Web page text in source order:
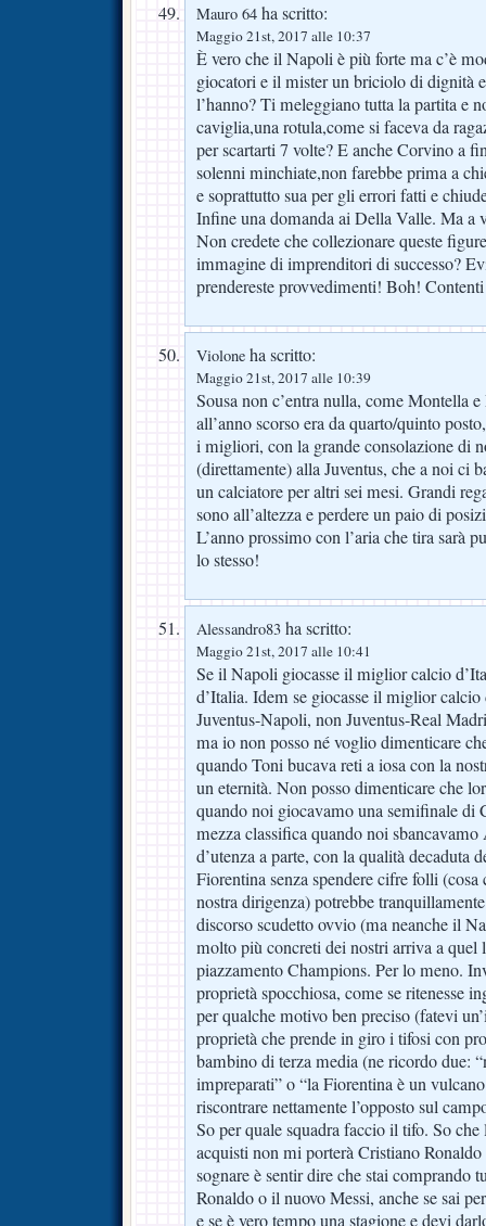
Mauro 64 ha scritto:
Maggio 21st, 2017 alle 10:37
È vero che il Napoli è più forte ma c’è
giocatori e il mister un briciolo di dignità
l’hanno? Ti meleggiano tutta la partita e
caviglia,una rotula,come si faceva da
per scartarti 7 volte? E anche Corvino a
solenni minchiate,non farebbe prima a
e soprattutto sua per gli errori fatti e
Infine una domanda ai Della Valle. Ma a
Non credete che collezionare queste
immagine di imprenditori di successo?
prendereste provvedimenti! Boh!
Violone ha scritto:
Maggio 21st, 2017 alle 10:39
Sousa non c’entra nulla, come Montella
all’anno scorso era da quarto/quinto
i migliori, con la grande consolazione di
(direttamente) alla Juventus, che a noi ci
un calciatore per altri sei mesi. Grandi
sono all’altezza e perdere un paio di
L’anno prossimo con l’aria che tira sarà
lo stesso!
Alessandro83 ha scritto:
Maggio 21st, 2017 alle 10:41
Se il Napoli giocasse il miglior calcio
d’Italia. Idem se giocasse il miglior calcio
Juventus-Napoli, non Juventus-Real
ma io non posso né voglio dimenticare
quando Toni bucava reti a iosa con la
un eternità. Non posso dimenticare che
quando noi giocavamo una semifinale di
mezza classifica quando noi
d’utenza a parte, con la qualità decaduta
Fiorentina senza spendere cifre folli (cosa
nostra dirigenza) potrebbe
discorso scudetto ovvio (ma neanche il
molto più concreti dei nostri arriva a
piazzamento Champions. Per lo meno.
proprietà spocchiosa, come se ritenesse
per qualche motivo ben preciso (fatevi
proprietà che prende in giro i tifosi con
bambino di terza media (ne ricordo due:
impreparati” o “la Fiorentina è un
riscontrare nettamente l’opposto sul
So per quale squadra faccio il tifo. So
acquisti non mi porterà Cristiano
sognare è sentir dire che stai comprando
Ronaldo o il nuovo Messi, anche se sai
e se è vero tempo una stagione e devi